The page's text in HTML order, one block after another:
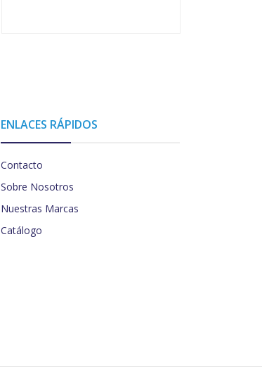
ENLACES RÁPIDOS
Contacto
Sobre Nosotros
Nuestras Marcas
Catálogo